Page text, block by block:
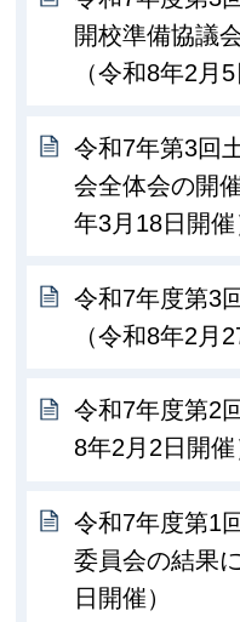
開校準備協議
（令和8年2月5
令和7年第3回
会全体会の開
年3月18日開催
令和7年度第3
（令和8年2月
令和7年度第2
8年2月2日開催
令和7年度第1
委員会の結果
日開催）